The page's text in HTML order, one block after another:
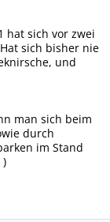
hat sich vor zwei
sich bisher nie
und
man sich beim
durch
im Stand
)